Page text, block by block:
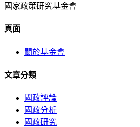
國家政策研究基金會
頁面
關於基金會
文章分類
國政評論
國政分析
國政研究